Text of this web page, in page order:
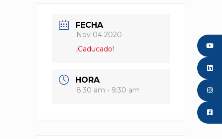
FECHA
Nov 04 2020
¡Caducado!
HORA
8:30 am - 9:30 am